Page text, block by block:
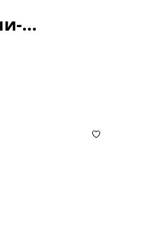
Барные столы: материал -керамика; длина столешни-1100+300 мм;